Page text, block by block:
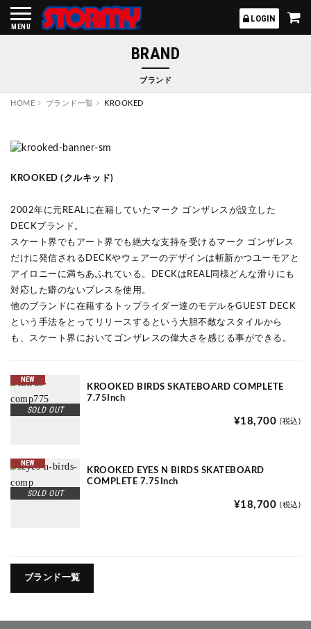
MENU
LOGIN
BRAND
ブランド
HOME ブランド一覧 KROOKED
KROOKED (クルキッド)
2002年に元REALに在籍していたマーク ゴンザレスが設立した
DECKブランド。
スケート界でもアート界でも絶大な支持を受けるマーク ゴンザレス
だけに発信されるDECKやウェアーのデザインは斬新かつユーモアと
アイロニーに満ちあふれている。DECKはREAL同様どんな滑りにも
対応した癖のないプレスを使用。
他のブランドに在籍するトップライダー達のモデルをGUEST DECK
という手法をとってリリースするという大胆不敵なスタイルから
も、スケート界においてゴンザレスの偉大さを感じる事ができる。
NEW
SOLD OUT
KROOKED BIRDS SKATEBOARD COMPLETE
7.75Inch
¥18,700 (税込)
NEW
SOLD OUT
KROOKED EYES N BIRDS SKATEBOARD
COMPLETE 7.75Inch
¥18,700 (税込)
ブランド一覧